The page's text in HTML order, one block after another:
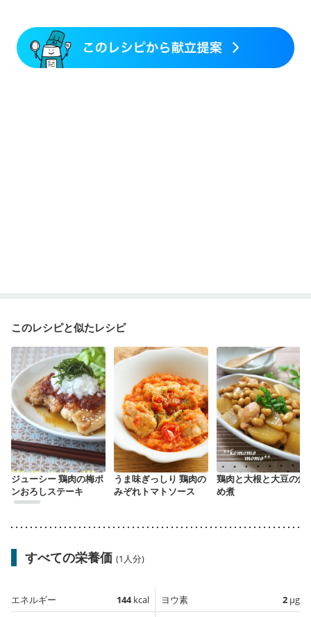
このレシピと似たレシピ
ジューシー 鶏肉の梅ポ
ンおろしステーキ
うま味ぎっしり 鶏肉の
みぞれトマトソース
鶏肉と大根と大豆の炒
め煮
すべての栄養価 (1人分)
エネルギー 144kcal
ヨウ素 2 µg